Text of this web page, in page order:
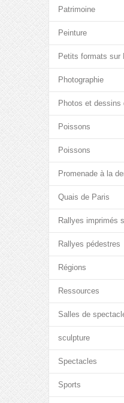
Patrimoine
Peinture
Petits formats sur
Photographie
Photos et dessins
Poissons
Poissons
Promenade à la
Quais de Paris
Rallyes imprimés
Rallyes pédestres
Régions
Ressources
Salles de
sculpture
Spectacles
Sports